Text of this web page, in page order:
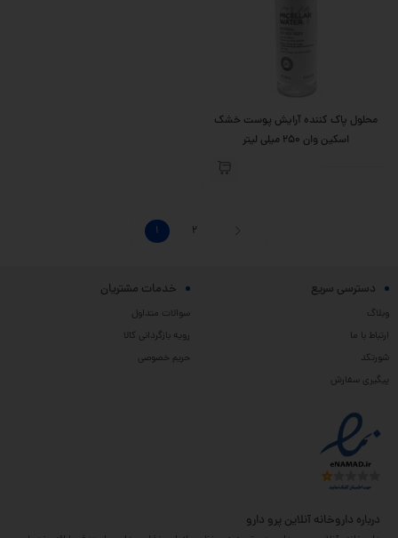
محلول پاک کننده آرایش پوست خشک
اسکین وان 250 میلی لیتر
1 2
دسترسی سریع
وبلاگ
ارتباط با ما
شورتکد
پیگیری سفارش
خدمات مشتریان
سوالات متداول
رویه بازگردانی کالا
حریم خصوصی
درباره داروخانه آنلاین پرو دارو